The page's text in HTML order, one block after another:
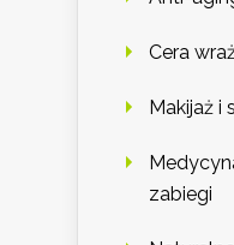
Cera
Makijaż i
zabiegi